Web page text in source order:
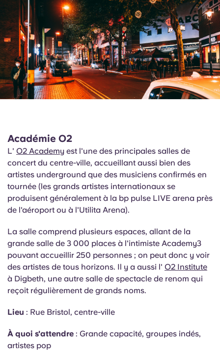
Académie O2
L' O2 Academy est l'une des principales salles de
concert du centre-ville, accueillant aussi bien des
artistes underground que des musiciens confirmés en
tournée (les grands artistes internationaux se
produisent généralement à la bp pulse LIVE arena près
de l'aéroport ou à l'Utilita Arena).
La salle comprend plusieurs espaces, allant de la
grande salle de 3 000 places à l'intimiste Academy3
pouvant accueillir 250 personnes ; on peut donc y voir
des artistes de tous horizons. Il y a aussi l' O2 Institute
à Digbeth, une autre salle de spectacle de renom qui
reçoit régulièrement de grands noms.
Lieu : Rue Bristol, centre-ville
À quoi s'attendre : Grande capacité, groupes indés,
artistes pop